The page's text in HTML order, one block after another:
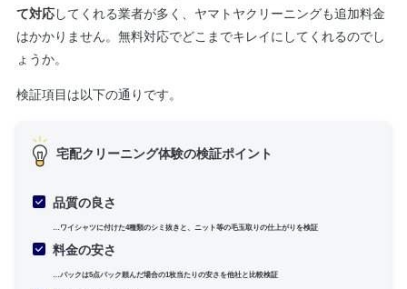
て対応してくれる業者が多く、ヤマトヤクリーニングも追加料金
はかかりません。無料対応でどこまでキレイにしてくれるのでし
ょうか。
検証項目は以下の通りです。
宅配クリーニング体験の検証ポイント
品質の良さ
…ワイシャツに付けた4種類のシミ抜きと、ニット等の毛玉取りの仕上がりを検証
料金の安さ
…パックは5点パック頼んだ場合の1枚当たりの安さを他社と比較検証